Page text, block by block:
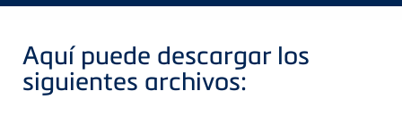
Aquí puede descargar los
siguientes archivos: